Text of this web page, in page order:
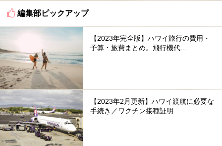
編集部ピックアップ
【2023年完全版】ハワイ旅行の費用・
予算・旅費まとめ。飛行機代...
【2023年2月更新】ハワイ渡航に必要な
手続き／ワクチン接種証明...